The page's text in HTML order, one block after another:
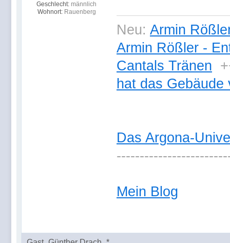
Geschlecht: männlich
Wohnort: Rauenberg
Neu: Armin
Armin Rößler -
Cantals Tränen
hat das Gebäude
Das Argona-
Mein Blog